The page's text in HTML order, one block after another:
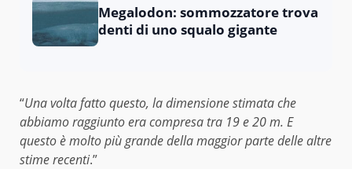
Megalodon: sommozzatore trova
denti di uno squalo gigante
“Una volta fatto questo, la dimensione stimata che
abbiamo raggiunto era compresa tra 19 e 20 m. E
questo è molto più grande della maggior parte delle altre
stime recenti.”